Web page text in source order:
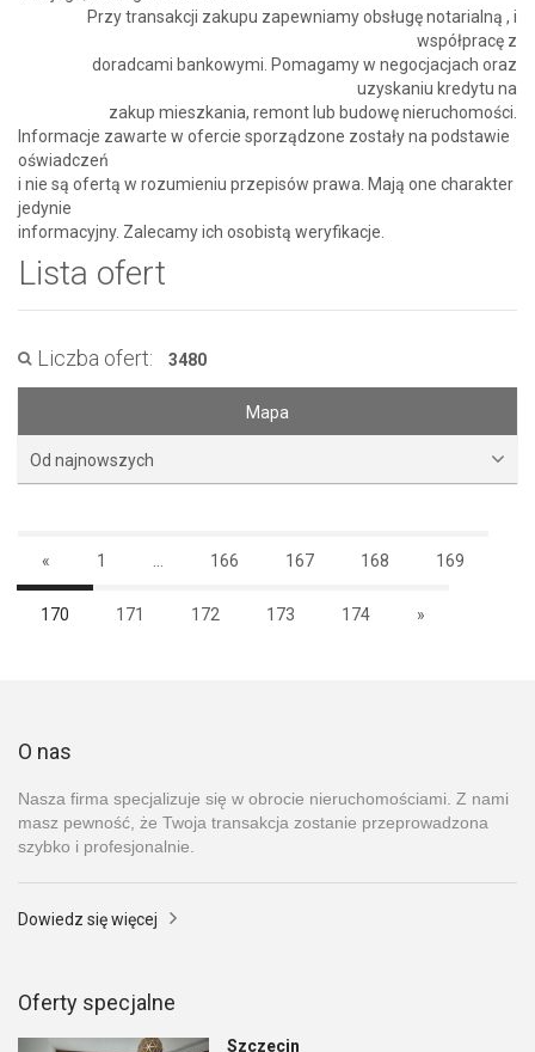
Przy transakcji zakupu zapewniamy obsługę notarialną , i
współpracę z
doradcami bankowymi. Pomagamy w negocjacjach oraz
uzyskaniu kredytu na
zakup mieszkania, remont lub budowę nieruchomości.
Informacje zawarte w ofercie sporządzone zostały na podstawie
oświadczeń
i nie są ofertą w rozumieniu przepisów prawa. Mają one charakter
jedynie
informacyjny. Zalecamy ich osobistą weryfikacje.
Lista ofert
Liczba ofert: 3480
Mapa
Od najnowszych
« 1 166 167 168 169
170 171 172 173 174 »
O nas
Nasza firma specjalizuje się w obrocie nieruchomościami. Z nami
masz pewność, że Twoja transakcja zostanie przeprowadzona
szybko i profesjonalnie.
Dowiedz się więcej
Oferty specjalne
Szczecin